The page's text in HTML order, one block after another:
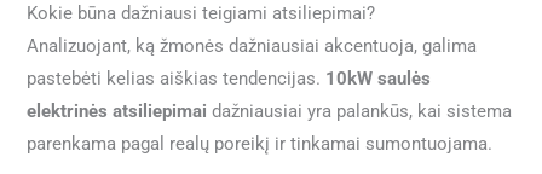
Kokie būna dažniausi teigiami atsiliepimai?
Analizuojant, ką žmonės dažniausiai akcentuoja, galima
pastebėti kelias aiškias tendencijas. 10kW saulės
elektrinės atsiliepimai dažniausiai yra palankūs, kai sistema
parenkama pagal realų poreikį ir tinkamai sumontuojama.